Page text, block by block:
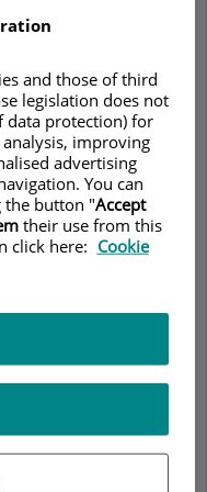
Dades d'interès
por el
qué
and those of third
legislation does not
data protection) for
improving
advertising
You can
the button "Accept
their use from this
click here: Cookie